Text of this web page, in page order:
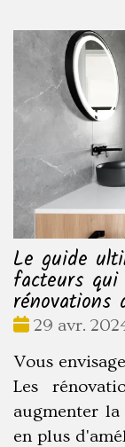
Le guide
facteurs
rénovations
Date
29 avr.
Vous
Les
augmenter
en plus